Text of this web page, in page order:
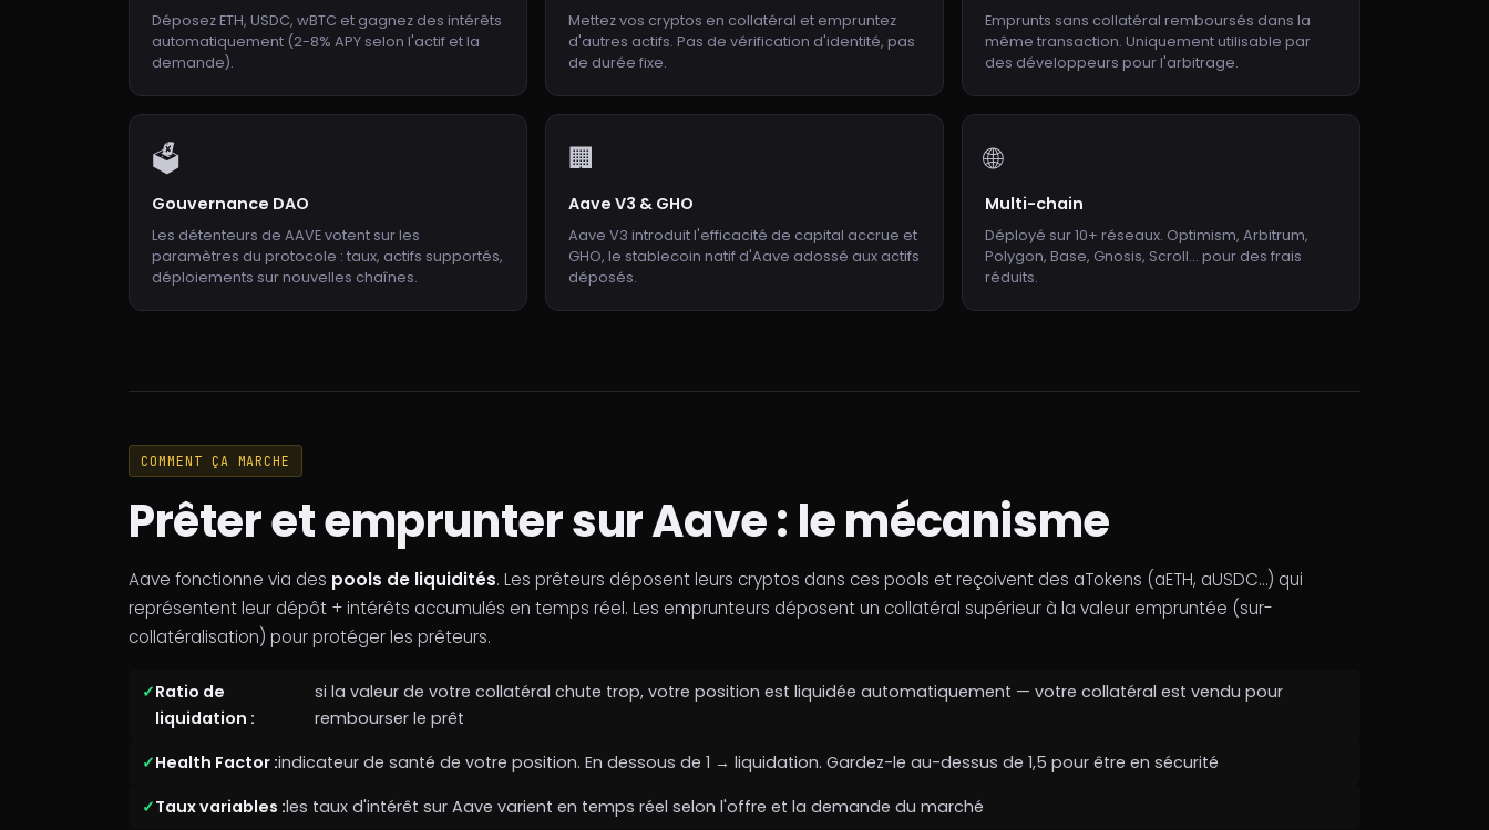
Déposez ETH, USDC, wBTC et gagnez des intérêts
automatiquement (2-8% APY selon l'actif et la
demande).
Mettez vos cryptos en collatéral et empruntez
d'autres actifs. Pas de vérification d'identité, pas
de durée fixe.
Emprunts sans collatéral remboursés dans la
même transaction. Uniquement utilisable par
des développeurs pour l'arbitrage.
🗳
Gouvernance DAO
Les détenteurs de AAVE votent sur les
paramètres du protocole : taux, actifs supportés,
déploiements sur nouvelles chaînes.
🏢
Aave V3 & GHO
Aave V3 introduit l'efficacité de capital accrue et
GHO, le stablecoin natif d'Aave adossé aux actifs
déposés.
🌐
Multi-chain
Déployé sur 10+ réseaux. Optimism, Arbitrum,
Polygon, Base, Gnosis, Scroll... pour des frais
réduits.
COMMENT ÇA MARCHE
Prêter et emprunter sur Aave : le mécanisme
Aave fonctionne via des pools de liquidités. Les prêteurs déposent leurs cryptos dans ces pools et reçoivent des aTokens (aETH, aUSDC…) qui
représentent leur dépôt + intérêts accumulés en temps réel. Les emprunteurs déposent un collatéral supérieur à la valeur empruntée (sur-
collatéralisation) pour protéger les prêteurs.
Ratio de
liquidation :
si la valeur de votre collatéral chute trop, votre position est liquidée automatiquement — votre collatéral est vendu pour
rembourser le prêt
Health Factor :indicateur de santé de votre position. En dessous de 1 → liquidation. Gardez-le au-dessus de 1,5 pour être en sécurité
Taux variables :les taux d'intérêt sur Aave varient en temps réel selon l'offre et la demande du marché